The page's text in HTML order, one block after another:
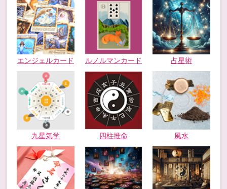
エンジェルカード ルノルマンカード 占星術
九星気学 四柱推命 風水